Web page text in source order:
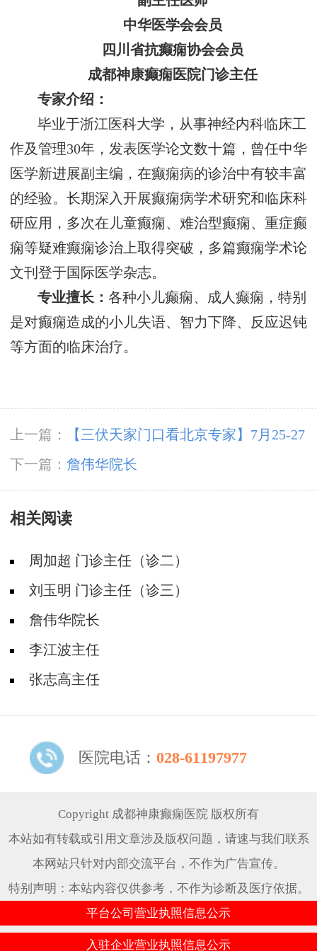
中华医学会会员
四川省抗癫痫协会会员
成都神康癫痫医院门诊主任
专家介绍：
毕业于浙江医科大学，从事神经内科临床工
作及管理30年，发表医学论文数十篇，曾任中华
医学新进展副主编，在癫痫病的诊治中有较丰富
的经验。长期深入开展癫痫病学术研究和临床科
研应用，多次在儿童癫痫、难治型癫痫、重症癫
痫等疑难癫痫诊治上取得突破，多篇癫痫学术论
文刊登于国际医学杂志。
专业擅长：各种小儿癫痫、成人癫痫，特别
是对癫痫造成的小儿失语、智力下降、反应迟钝
等方面的临床治疗。
上一篇：
【三伏天家门口看北京专家】7月25-27
日，北京大学首钢医院高伟教授亲临成都会诊，
速约!‌
下一篇： 詹伟华院长
相关阅读
周加超 门诊主任（诊二）
刘玉明 门诊主任（诊三）
詹伟华院长
李江波主任
张志高主任
医院电话： 028-61197977
Copyright 成都神康癫痫医院 版权所有
本站如有转载或引用文章涉及版权问题，请速与我们联系
本网站只针对内部交流平台，不作为广告宣传。
特别声明：本站内容仅供参考，不作为诊断及医疗依据。
平台公司营业执照信息公示
入驻企业营业执照信息公示